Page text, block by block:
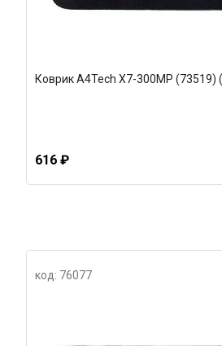
Коврик A4Tech X7-300MP (73519)
616 ₽
код: 76077